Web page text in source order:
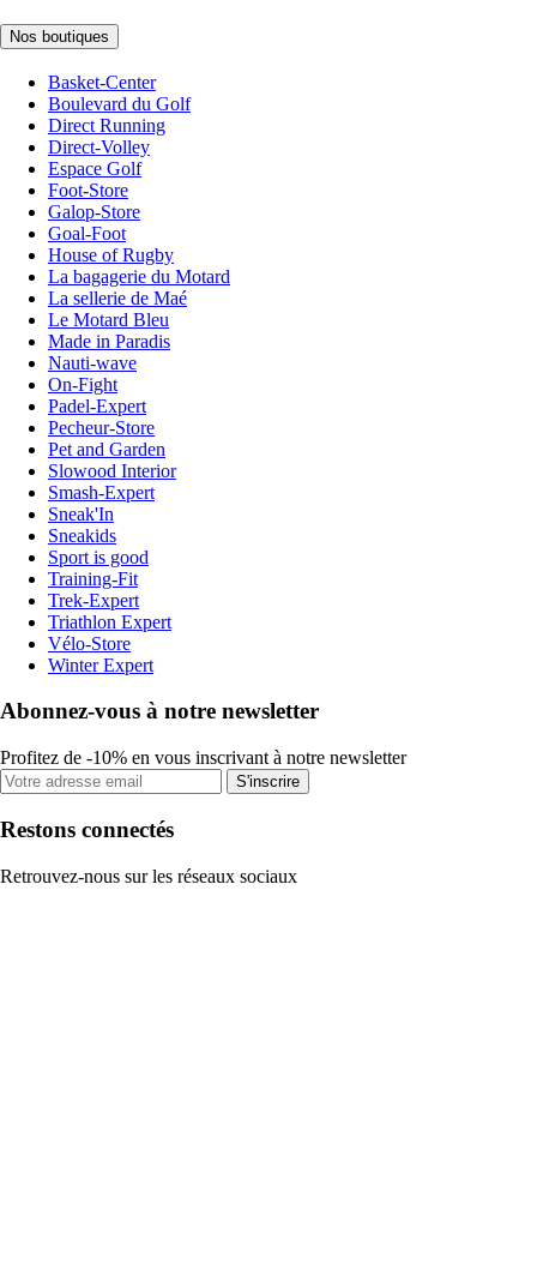
Nos boutiques
Basket-Center
Boulevard du Golf
Direct Running
Direct-Volley
Espace Golf
Foot-Store
Galop-Store
Goal-Foot
House of Rugby
La bagagerie du Motard
La sellerie de Maé
Le Motard Bleu
Made in Paradis
Nauti-wave
On-Fight
Padel-Expert
Pecheur-Store
Pet and Garden
Slowood Interior
Smash-Expert
Sneak'In
Sneakids
Sport is good
Training-Fit
Trek-Expert
Triathlon Expert
Vélo-Store
Winter Expert
Abonnez-vous à notre newsletter
Profitez de -10% en vous inscrivant à notre newsletter
S'inscrire
Restons connectés
Retrouvez-nous sur les réseaux sociaux